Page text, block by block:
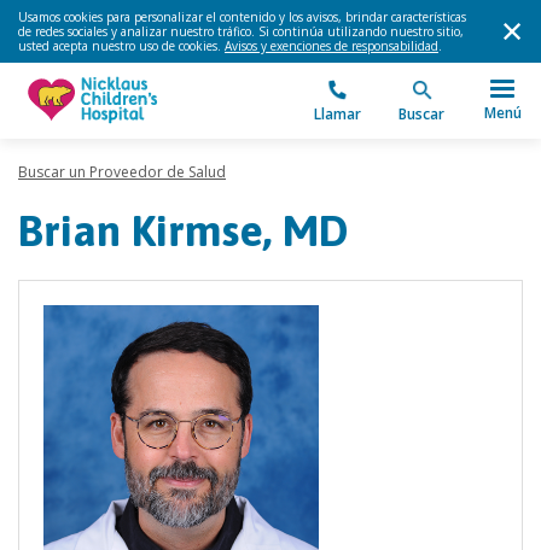
Usamos cookies para personalizar el contenido y los avisos, brindar características
de redes sociales y analizar nuestro tráfico. Si continúa utilizando nuestro sitio,
usted acepta nuestro uso de cookies. Avisos y exenciones de responsabilidad.
Llamar Buscar Menú
Buscar un Proveedor de Salud
Brian Kirmse, MD